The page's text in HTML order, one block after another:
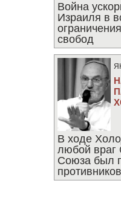
Война
Израиля в
свобод
В ходе
любой враг
Союза был
противников